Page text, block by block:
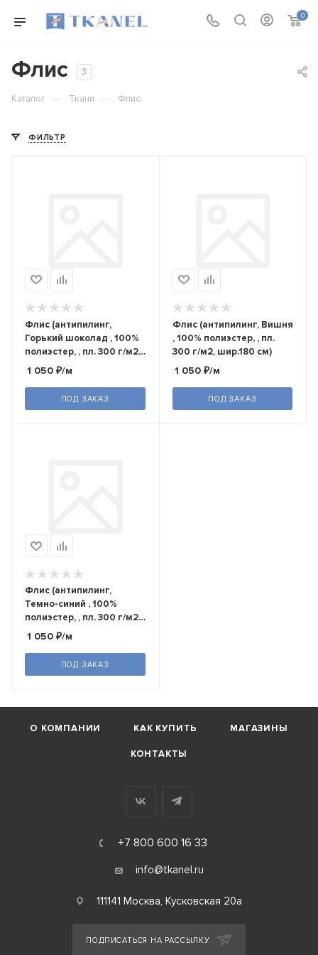
0
Флис 3
Каталог — Ткани — Флис
ФИЛЬТР
Флис (антипилинг,
Горький шоколад , 100%
полиэстер, , пл. 300 г/м2,
шир.180 см)
1 050 ₽/м
ПОД ЗАКАЗ
Флис (антипилинг, Вишня
, 100% полиэстер, , пл.
300 г/м2, шир.180 см)
1 050₽/м
ПОД ЗАКАЗ
Флис (антипилинг,
Темно-синий , 100%
полиэстер, , пл. 300 г/м2,
шир.180 см)
1 050 ₽/м
ПОД ЗАКАЗ
О КОМПАНИИ КАК КУПИТЬ МАГАЗИНЫ
КОНТАКТЫ
+7 800 600 16 33
info@tkanel.ru
111141 Москва, Кусковская 20а
ПОДПИСАТЬСЯ НА РАССЫЛКУ